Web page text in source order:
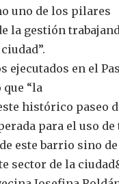
uno de los pilares
la gestión
ejecutados en el
“la
histórico paseo
para el uso de
este barrio sino
sector de la